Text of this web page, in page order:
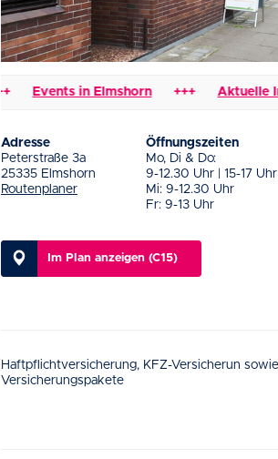
Events in Elmshorn +++ Aktuelle
Adresse
Peterstraße 3a
25335 Elmshorn
Routenplaner
Öffnungszeiten
Mo, Di & Do:
9-12.30 Uhr | 15-17 Uhr
Mi: 9-12.30 Uhr
Fr: 9-13 Uhr
Im Plan anzeigen (C15)
Haftpflichtversicherung, KFZ-Versicherun
Versicherungspakete